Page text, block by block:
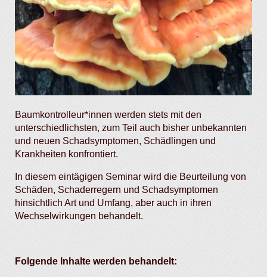
Baumkontrolleur*innen werden stets mit den
unterschiedlichsten, zum Teil auch bisher unbekannten
und neuen Schadsymptomen, Schädlingen und
Krankheiten konfrontiert.
In diesem eintägigen Seminar wird die Beurteilung von
Schäden, Schaderregern und Schadsymptomen
hinsichtlich Art und Umfang, aber auch in ihren
Wechselwirkungen behandelt.
Folgende Inhalte werden behandelt: